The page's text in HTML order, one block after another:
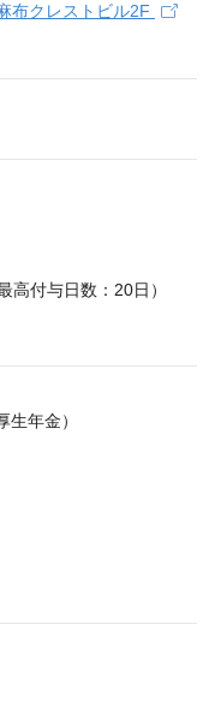
布クレストビル2F
⾼付与⽇数：20⽇）
生年金）